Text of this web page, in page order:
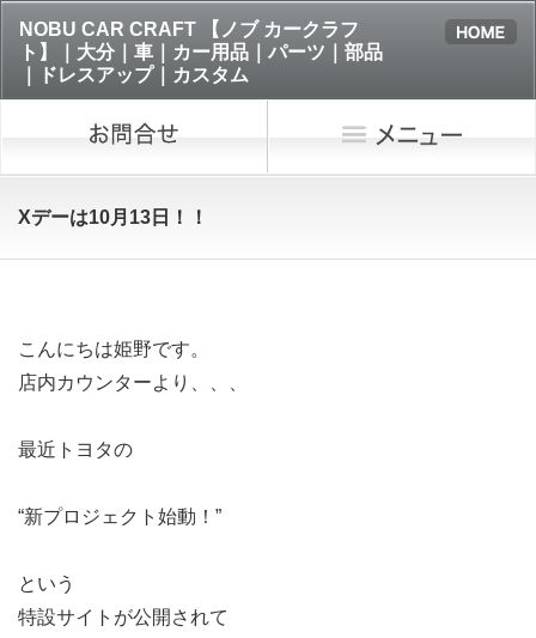
NOBU CAR CRAFT 【ノブ カークラフ
ト】｜大分｜車｜カー用品｜パーツ｜部品
｜ドレスアップ｜カスタム
Xデーは10月13日！！
こんにちは姫野です。
店内カウンターより、、、
最近トヨタの
“新プロジェクト始動！”
という
特設サイトが公開されて